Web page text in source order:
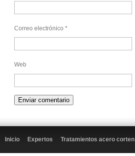
Correo electrónico *
Web
Inicio Expertos Tratamientos acero corten